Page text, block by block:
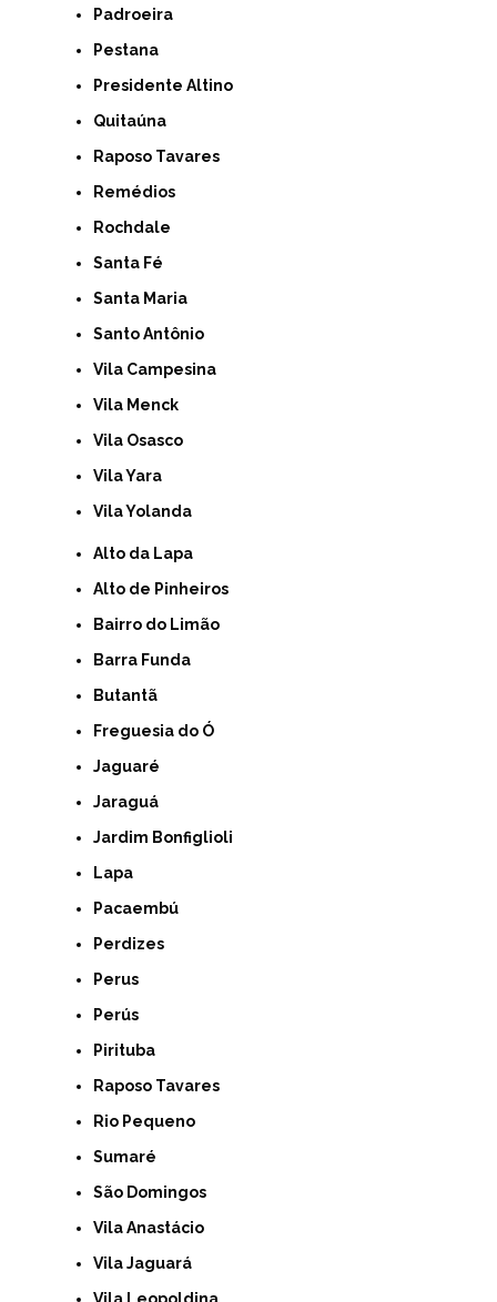
Padroeira
Pestana
Presidente Altino
Quitaúna
Raposo Tavares
Remédios
Rochdale
Santa Fé
Santa Maria
Santo Antônio
Vila Campesina
Vila Menck
Vila Osasco
Vila Yara
Vila Yolanda
Alto da Lapa
Alto de Pinheiros
Bairro do Limão
Barra Funda
Butantã
Freguesia do Ó
Jaguaré
Jaraguá
Jardim Bonfiglioli
Lapa
Pacaembú
Perdizes
Perus
Perús
Pirituba
Raposo Tavares
Rio Pequeno
Sumaré
São Domingos
Vila Anastácio
Vila Jaguará
Vila Leopoldina